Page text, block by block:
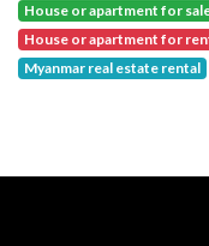
house or apartment for
house or apartment for
Myanmar real estate rental